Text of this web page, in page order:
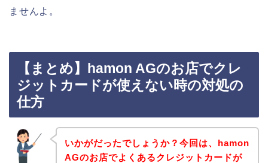
ませんよ。
【まとめ】hamon AGのお店でクレ
ジットカードが使えない時の対処の
仕方
いかがだったでしょうか？今回は、hamon
AGのお店でよくあるクレジットカードが